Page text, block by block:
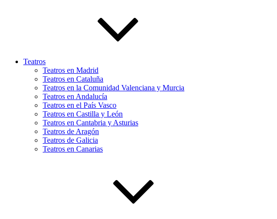
Teatros
Teatros en Madrid
Teatros en Cataluña
Teatros en la Comunidad Valenciana y Murcia
Teatros en Andalucía
Teatros en el País Vasco
Teatros en Castilla y León
Teatros en Cantabria y Asturias
Teatros de Aragón
Teatros de Galicia
Teatros en Canarias